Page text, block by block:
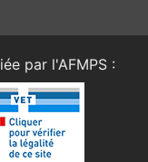
par l'AFMPS :